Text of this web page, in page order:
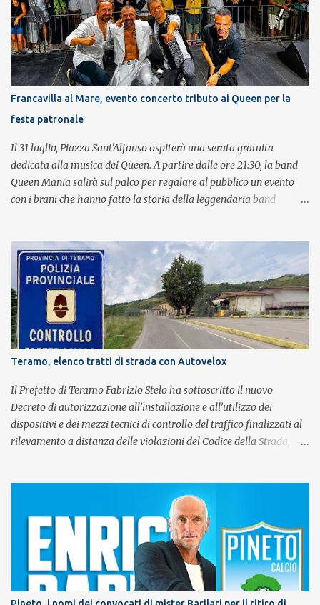
Francavilla al Mare, evento concerto tributo ai Queen per la
festa patronale
Il 31 luglio, Piazza Sant'Alfonso ospiterà una serata gratuita
dedicata alla musica dei Queen. A partire dalle ore 21:30, la band
Queen Mania salirà sul palco per regalare al pubblico un evento
con i brani che hanno fatto la storia della leggendaria band
con grande successo la passione e l'energia del celebre gruppo. Lo
spettacolo si inserisce nell'ambito dei festeggiamenti in onore di
Sant'Alfonso, il santo patrono della città. La formazione sul palco è
composta da Simone Fortuna alla batteria e voce, Fabrizio
Palermo al basso e voce, Tiziano Giampieri alla chitarra e voce, e
Salvo Vinci alla voce. Salvo Vinci è la voce scelta direttamente da
Brian May e Roger Taylor per il musical We Will Rock You.
Teramo, elenco tratti di strada con Autovelox
Il Prefetto di Teramo Fabrizio Stelo ha sottoscritto il nuovo
Decreto di autorizzazione all’installazione e all’utilizzo dei
dispositivi e dei mezzi tecnici di controllo del traffico finalizzati al
rilevamento a distanza delle violazioni del Codice della Strada,
tratti di strada del territorio provinciale sui quali sarà possibile
effettuare la contestazione differita della violazione accertata
mediante l’utilizzo dei dispositivi di rilevamento delle infrazioni
del C.d.S., in particolare del superamento dei limiti di velocità. Il
provvedimento, spiega il Prefetto, è stato emanato a seguito del
completamento dell’istruttoria da parte della Polizia Stradale di
Teramo, integrando il precedente con i tratti stradali per i quali è